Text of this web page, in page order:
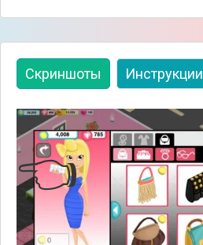
Скриншоты Инструкции
👈